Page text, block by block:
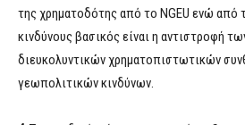
της χρηματοδότης από το NGEU ενώ από
κινδύνους βασικός είναι η αντιστροφή
διευκολυντικών χρηματοπιστωτικών
γεωπολιτικών κινδύνων.